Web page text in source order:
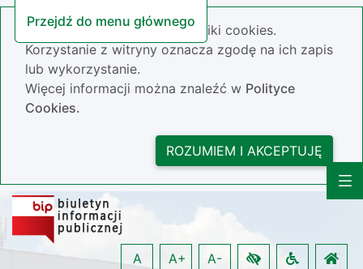
Przejdź do menu głównego
Nasza strona wykorzystuje pliki cookies.
Korzystanie z witryny oznacza zgodę na ich zapis
lub wykorzystanie.
Więcej informacji można znaleźć w Polityce
Cookies.
ROZUMIEM I AKCEPTUJĘ
A A+ A-